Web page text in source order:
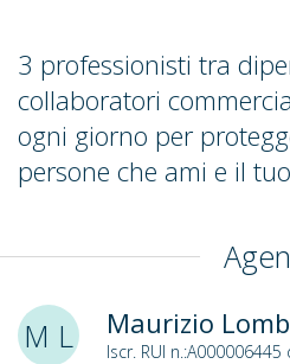
3 professionisti tra
collaboratori
ogni giorno per
persone che ami e il
M L
Maurizio
Iscr. RUI